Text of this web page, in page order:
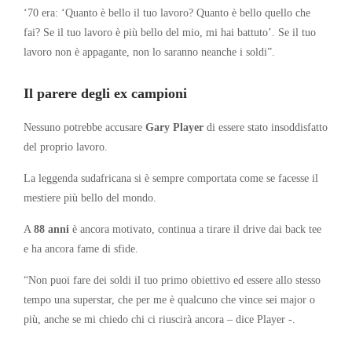
‘70 era: ‘Quanto è bello il tuo lavoro? Quanto è bello quello che
fai? Se il tuo lavoro è più bello del mio, mi hai battuto’. Se il tuo
lavoro non è appagante, non lo saranno neanche i soldi”.
Il parere degli ex campioni
Nessuno potrebbe accusare Gary Player di essere stato insoddisfatto
del proprio lavoro.
La leggenda sudafricana si è sempre comportata come se facesse il
mestiere più bello del mondo.
A 88 anni è ancora motivato, continua a tirare il drive dai back tee
e ha ancora fame di sfide.
“Non puoi fare dei soldi il tuo primo obiettivo ed essere allo stesso
tempo una superstar, che per me è qualcuno che vince sei major o
più, anche se mi chiedo chi ci riuscirà ancora – dice Player -.